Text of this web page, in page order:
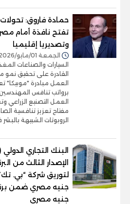
حمادة فاروق:
تفتح نافذة أمام
وتصديريا إقليميا
الجمعة 01/مايو/2026 - 01:07 م
السيارات والصناعات
القادرة على تحقيق نمو
العمل مبادرة "موبيكا"
برواتب تنافس
العمل التصنيع الزراعي
مفتاح تعزيز تنافسية
الروبوتات الشبيهة
الإصدار الثالث من
جنيه مصري